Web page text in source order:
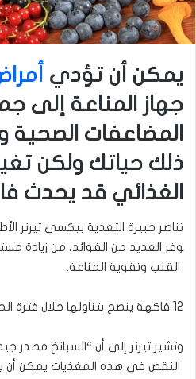
يمكن أن تؤدي
جهاز المناعة إلى
المضاعفات الصحية
ذلك حياتك ولكن
الغذائي قد يحدث
تناصر خبيرة التغذية بيكسي تيرنر
وفر العديد من الفوائد، من زيادة
القلب وتقوية المناعة.
12 فاكهة ينصح بتناولها خلال فترة الحمل
وتشير تيرنر إلى أن “السبانخ مصدر
النقص في هذه المغذيات يمكن أن